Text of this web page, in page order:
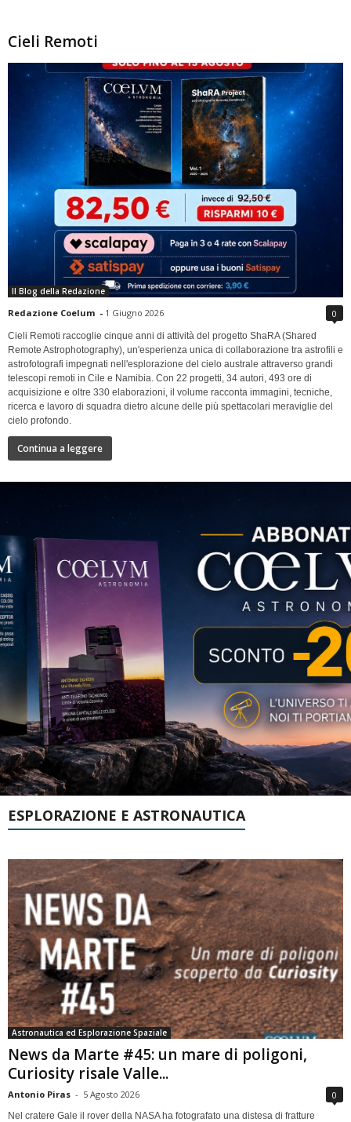
Cieli Remoti
Il Blog della Redazione
Redazione Coelum - 1 Giugno 2026 0
Cieli Remoti raccoglie cinque anni di attività del progetto ShaRA (Shared
Remote Astrophotography), un'esperienza unica di collaborazione tra astrofili e
astrofotografi impegnati nell'esplorazione del cielo australe attraverso grandi
telescopi remoti in Cile e Namibia. Con 22 progetti, 34 autori, 493 ore di
acquisizione e oltre 330 elaborazioni, il volume racconta immagini, tecniche,
ricerca e lavoro di squadra dietro alcune delle più spettacolari meraviglie del
cielo profondo.
Continua a leggere
ESPLORAZIONE E ASTRONAUTICA
Astronautica ed Esplorazione Spaziale
News da Marte #45: un mare di poligoni,
Curiosity risale Valle...
Antonio Piras - 5 Agosto 2026 0
Nel cratere Gale il rover della NASA ha fotografato una distesa di fratture